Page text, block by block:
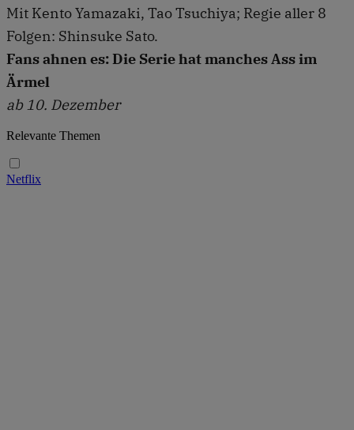
Mit Kento Yamazaki, Tao Tsuchiya; Regie aller 8
Folgen: Shinsuke Sato.
Fans ahnen es: Die Serie hat manches Ass im
Ärmel
ab 10. Dezember
Relevante Themen
Netflix